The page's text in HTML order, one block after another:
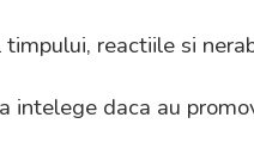
reactiile si
intelege daca au